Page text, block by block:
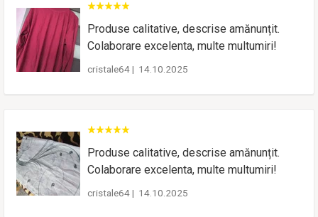
Produse calitative, descrise amănunțit.
Colaborare excelenta, multe multumiri!
cristale64| 14.10.2025
Produse calitative, descrise amănunțit.
Colaborare excelenta, multe multumiri!
cristale64| 14.10.2025